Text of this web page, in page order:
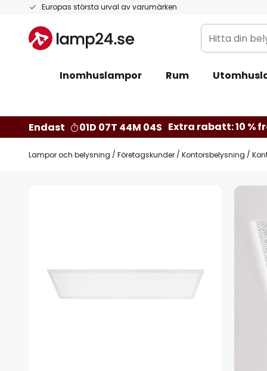
Europas största urval av varumärken
Hoppa
innehållet
Hitta
din
Inomhuslampor Rum
Endast
01D 07T 44M 03S Extra rabatt: 10 %
Lampor och belysning Företagskunder Kontorsbelysning